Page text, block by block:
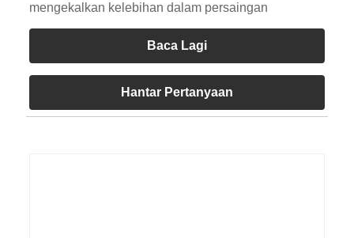
mengekalkan kelebihan dalam persaingan
Baca Lagi
Hantar Pertanyaan